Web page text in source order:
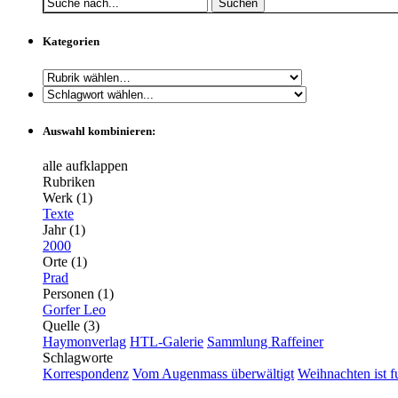
Suchen
Kategorien
Auswahl kombinieren:
alle aufklappen
Rubriken
Werk (1)
Texte
Jahr (1)
2000
Orte (1)
Prad
Personen (1)
Gorfer Leo
Quelle (3)
Haymonverlag HTL-Galerie Sammlung Raffeiner
Schlagworte
Korrespondenz Vom Augenmass überwältigt Weihnachten ist